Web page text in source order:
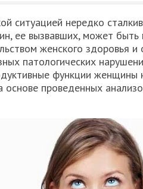
ситуацией нередко
ее вызвавших, может
женского здоровья
патологических
функции женщины
проведенных